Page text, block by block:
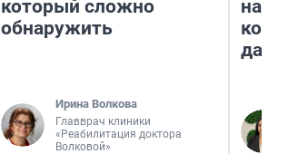
который сложно
обнаружить
Ирина Волкова
Главврач клиники
«Реабилитация доктора
Волковой»
даже